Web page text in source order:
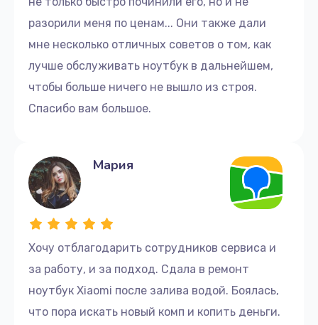
разорили меня по ценам... Они также дали
мне несколько отличных советов о том, как
лучше обслуживать ноутбук в дальнейшем,
чтобы больше ничего не вышло из строя.
Спасибо вам большое.
Хочу отблагодарить сотрудников сервиса и
за работу, и за подход. Сдала в ремонт
ноутбук Xiaomi после залива водой. Боялась,
что пора искать новый комп и копить деньги.
Мария